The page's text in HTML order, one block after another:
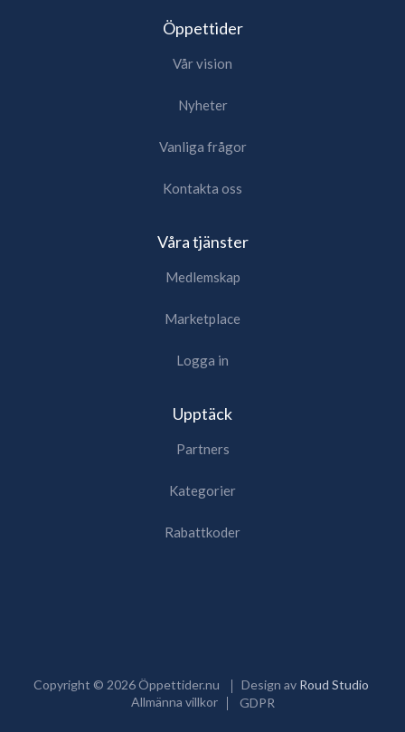
Öppettider
Vår vision
Nyheter
Vanliga frågor
Kontakta oss
Våra tjänster
Medlemskap
Marketplace
Logga in
Upptäck
Partners
Kategorier
Rabattkoder
Copyright © 2026Öppettider.nu Design av Roud Studio
Allmänna villkor
GDPR